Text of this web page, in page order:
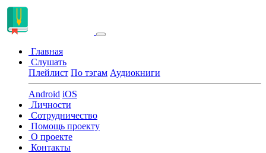
Главная
Слушать
Плейлист По тэгам Аудиокниги
Android iOS
Личности
Сотрудничество
Помощь проекту
О проекте
Контакты